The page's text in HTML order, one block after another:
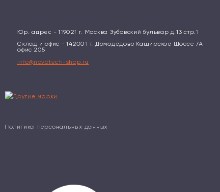
Юр. адрес - 119021 г. Москва Зубовский бульвар д.13 стр.1
Склад и офис - 142001 г. Домодедово Каширское Шоссе 7А
офис 205
info@novotech-shop.ru
Политика персональных данных